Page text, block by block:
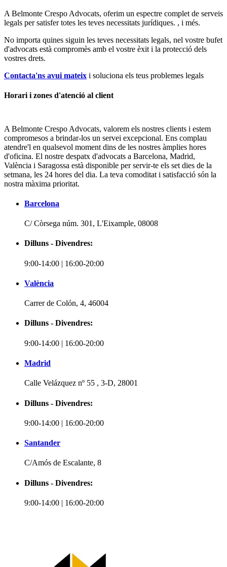
A Belmonte Crespo Advocats, oferim un espectre complet de serveis
legals per satisfer totes les teves necessitats jurídiques. , i més.
No importa quines siguin les teves necessitats legals, nel vostre bufet
d'advocats està compromès amb el vostre èxit i la protecció dels
vostres drets.
Contacta'ns avui mateix i soluciona els teus problemes legals
Horari i zones d'atenció al client
A Belmonte Crespo Advocats, valorem els nostres clients i estem
compromesos a brindar-los un servei excepcional. Ens complau
atendre'l en qualsevol moment dins de les nostres àmplies hores
d'oficina. El nostre despatx d'advocats a Barcelona, Madrid,
València i Saragossa està disponible per servir-te els set dies de la
setmana, les 24 hores del dia. La teva comoditat i satisfacció són la
nostra màxima prioritat.
Barcelona
C/ Còrsega núm. 301, L'Eixample, 08008
Dilluns - Divendres:
9:00-14:00 | 16:00-20:00
València
Carrer de Colón, 4, 46004
Dilluns - Divendres:
9:00-14:00 | 16:00-20:00
Madrid
Calle Velázquez nº 55 , 3-D, 28001
Dilluns - Divendres:
9:00-14:00 | 16:00-20:00
Santander
C/Amós de Escalante, 8
Dilluns - Divendres:
9:00-14:00 | 16:00-20:00